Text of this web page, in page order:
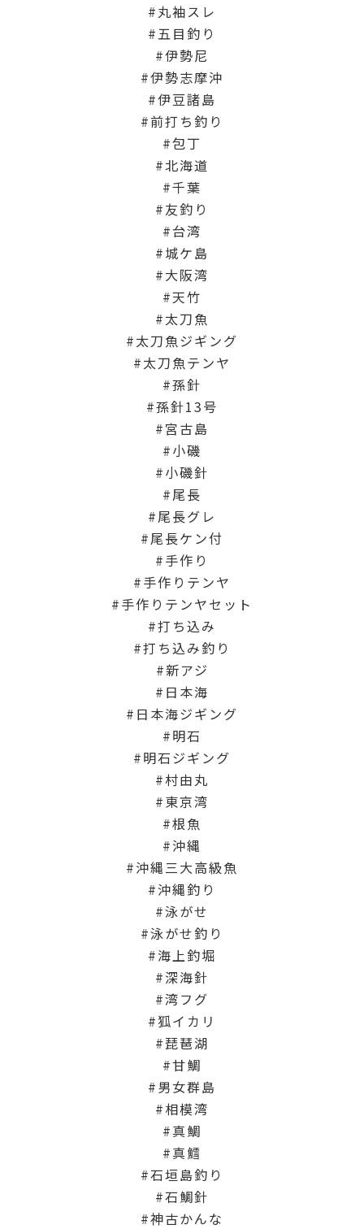
丸袖スレ
五目釣り
伊勢尼
伊勢志摩沖
伊豆諸島
前打ち釣り
包丁
北海道
千葉
友釣り
台湾
城ケ島
大阪湾
天竹
太刀魚
太刀魚ジギング
太刀魚テンヤ
孫針
孫針13号
宮古島
小磯
小磯針
尾長
尾長グレ
尾長ケン付
手作り
手作りテンヤ
手作りテンヤセット
打ち込み
打ち込み釣り
新アジ
日本海
日本海ジギング
明石
明石ジギング
村由丸
東京湾
根魚
沖縄
沖縄三大高級魚
沖縄釣り
泳がせ
泳がせ釣り
海上釣堀
深海針
湾フグ
狐イカリ
琵琶湖
甘鯛
男女群島
相模湾
真鯛
真鱈
石垣島釣り
石鯛針
神古かんな